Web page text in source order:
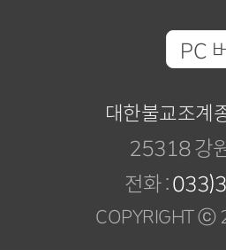
PC
대한불교조계
25318 강
전화 :
COPYRIGHT ⓒ